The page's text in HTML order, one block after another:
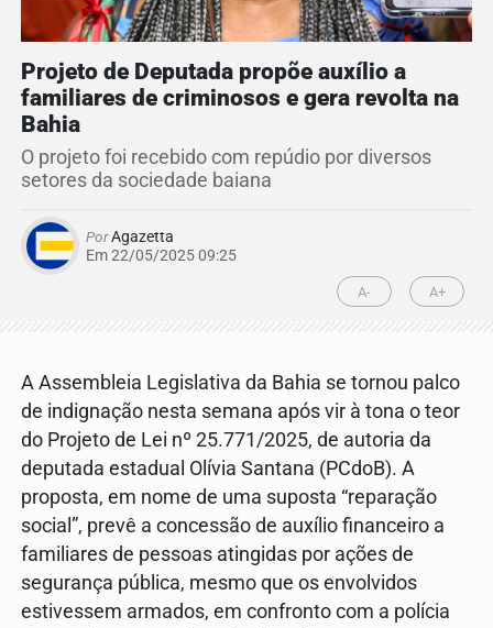
Projeto de Deputada propõe auxílio a
familiares de criminosos e gera revolta na
Bahia
O projeto foi recebido com repúdio por diversos
setores da sociedade baiana
PorAgazetta
Em 22/05/2025 09:25
A- A+
A Assembleia Legislativa da Bahia se tornou palco
de indignação nesta semana após vir à tona o teor
do Projeto de Lei nº 25.771/2025, de autoria da
deputada estadual Olívia Santana (PCdoB). A
proposta, em nome de uma suposta “reparação
social”, prevê a concessão de auxílio financeiro a
familiares de pessoas atingidas por ações de
segurança pública, mesmo que os envolvidos
estivessem armados, em confronto com a polícia